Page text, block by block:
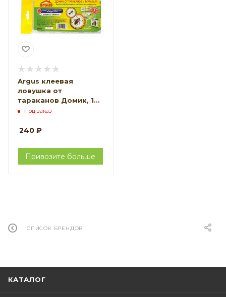
Argus клеевая
ловушка от
тараканов Домик, 1
уп по 4 шт
Под заказ
240 ₽
Привозите больше
СПИСОК БРЕНДОВ
КАТАЛОГ